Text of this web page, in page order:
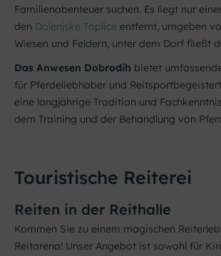
Familienabenteuer suchen. Es liegt nur
den Dolenjske Toplice entfernt, umgeben
Wiesen und Feldern, unter dem Dorf fließt
Das Anwesen Dobrodih bietet
für Pferdeliebhaber und
eine langjährige Tradition und
dem Training und der Behandlung von
Touristische Reiterei
Reiten in der Reithalle
Kommen Sie zu einem magischen
Reitarena! Unser Angebot ist sowohl für